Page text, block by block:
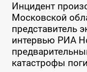
Инцидент
Московской
представитель
интервью РИА
катастрофы